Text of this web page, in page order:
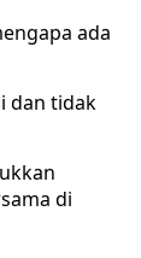
ada
dan tidak
di